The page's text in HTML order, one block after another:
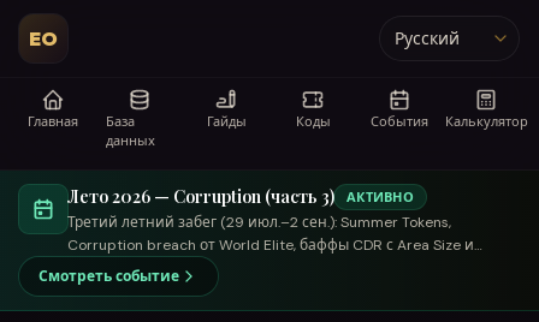
EO Язык
Главная
База
данных
Гайды Коды События Калькулятор
Лето 2026 — Corruption (часть 3) АКТИВНО
Третий летний забег (29 июл.–2 сен.): Summer Tokens,
Corruption breach от World Elite, баффы CDR с Area Size и
торговый летний купец.
Смотреть событие